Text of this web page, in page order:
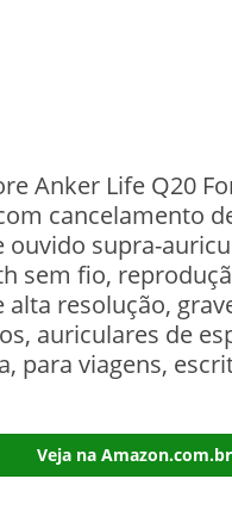
Anker Life Q20
cancelamento
ouvido supra-
sem fio,
alta resolução,
auriculares de
para viagens,
Veja na Amazon.com.br